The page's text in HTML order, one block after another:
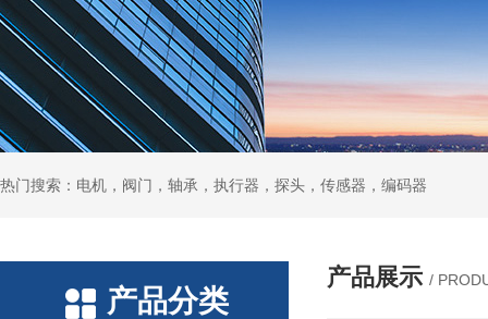
热门搜索：电机，阀门，轴承，执行器，探头，传感器，编码器
产品分类
产品展示 /